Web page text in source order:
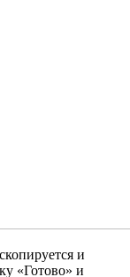
и
«Готово» и